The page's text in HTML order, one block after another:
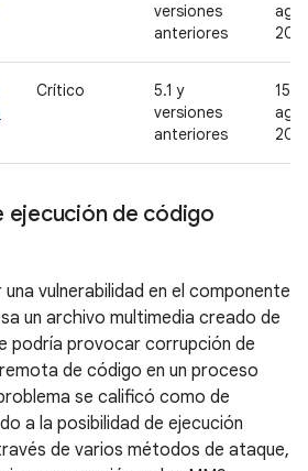
versiones
anteriores
Crítico
5.1 y
versiones
anteriores
15
ejecución de código
vulnerabilidad en el componente
un archivo multimedia creado de
podría provocar corrupción de
de código en un proceso
se calificó como de
a la posibilidad de ejecución
de varios métodos de ataque,